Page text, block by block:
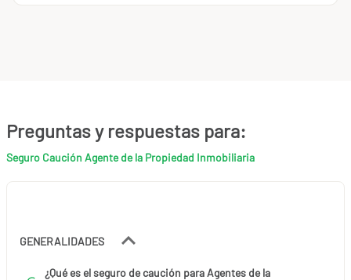
Preguntas y respuestas para:
Seguro Caución Agente de la Propiedad Inmobiliaria
GENERALIDADES
¿Qué es el seguro de caución para Agentes de la